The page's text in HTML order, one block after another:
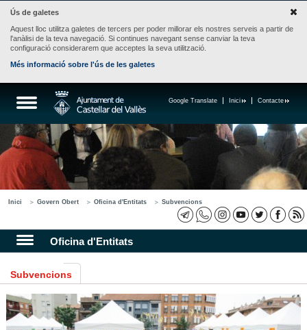
Ús de galetes
Aquest lloc utilitza galetes de tercers per poder millorar els nostres serveis a partir de
l'anàlisi de la teva navegació. Si continues navegant sense canviar la teva
configuració considerarem que acceptes la seva utilització.
Més informació sobre l'ús de les galetes
Contacte
Inici
Google Translate
Inici Govern Obert Oficina d'Entitats Subvencions
Oficina d'Entitats
Subvencions